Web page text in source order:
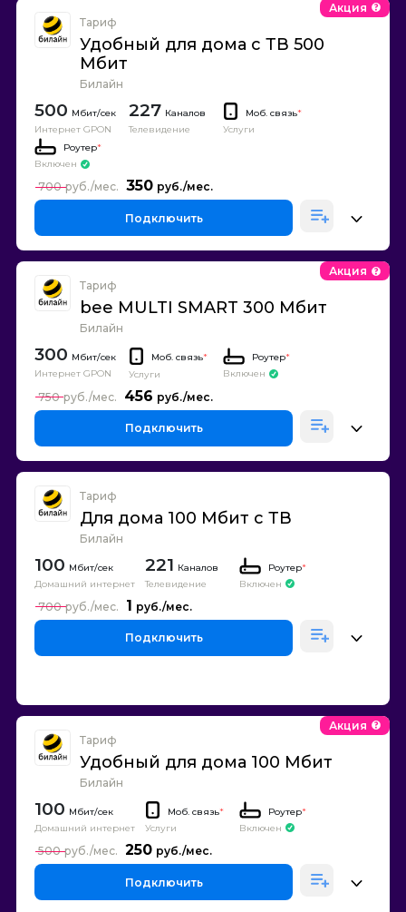
Тариф
Удобный для дома с ТВ 500
Мбит
Билайн
Акция
500
Интернет GPON
227 Каналов
Телевидение
Моб. связь*
Услуги
Роутер*
Включен
350
700
Подключить
Тариф
bee MULTI SMART 300 Мбит
Билайн
Акция
300
Интернет GPON
Моб. связь*
Услуги
Роутер*
Включен
456
750
Подключить
Тариф
Для дома 100 Мбит с ТВ
Билайн
100
Домашний интернет
221 Каналов
Телевидение
Роутер*
Включен
1
700
Подключить
Тариф
Удобный для дома 100 Мбит
Билайн
Акция
100
Домашний интернет
Моб. связь*
Услуги
Роутер*
Включен
250
500
Подключить